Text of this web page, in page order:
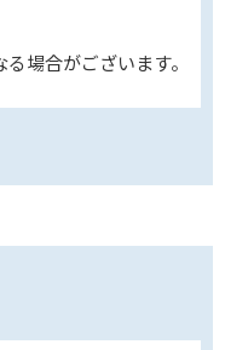
場合がございます。